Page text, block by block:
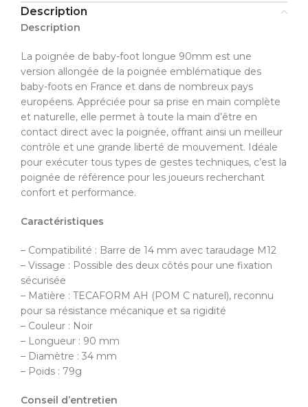
Description
Description
La poignée de baby-foot longue 90mm est une
version allongée de la poignée emblématique des
baby-foots en France et dans de nombreux pays
européens. Appréciée pour sa prise en main complète
et naturelle, elle permet à toute la main d’être en
contact direct avec la poignée, offrant ainsi un meilleur
contrôle et une grande liberté de mouvement. Idéale
pour exécuter tous types de gestes techniques, c’est la
poignée de référence pour les joueurs recherchant
confort et performance.
Caractéristiques
– Compatibilité : Barre de 14 mm avec taraudage M12
– Vissage : Possible des deux côtés pour une fixation
sécurisée
– Matière : TECAFORM AH (POM C naturel), reconnu
pour sa résistance mécanique et sa rigidité
– Couleur : Noir
– Longueur : 90 mm
– Diamètre : 34 mm
– Poids : 79g
Conseil d’entretien